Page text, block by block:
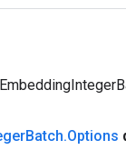
Batch.Options